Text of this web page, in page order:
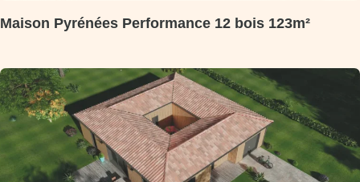
Maison Pyrénées Performance 12 bois 123m²